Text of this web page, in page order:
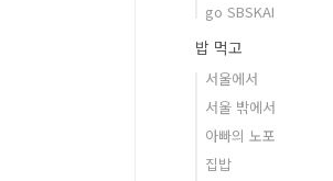
go SBSKAI
밥 먹고
서울에서
서울 밖에서
아빠의 노포
집밥